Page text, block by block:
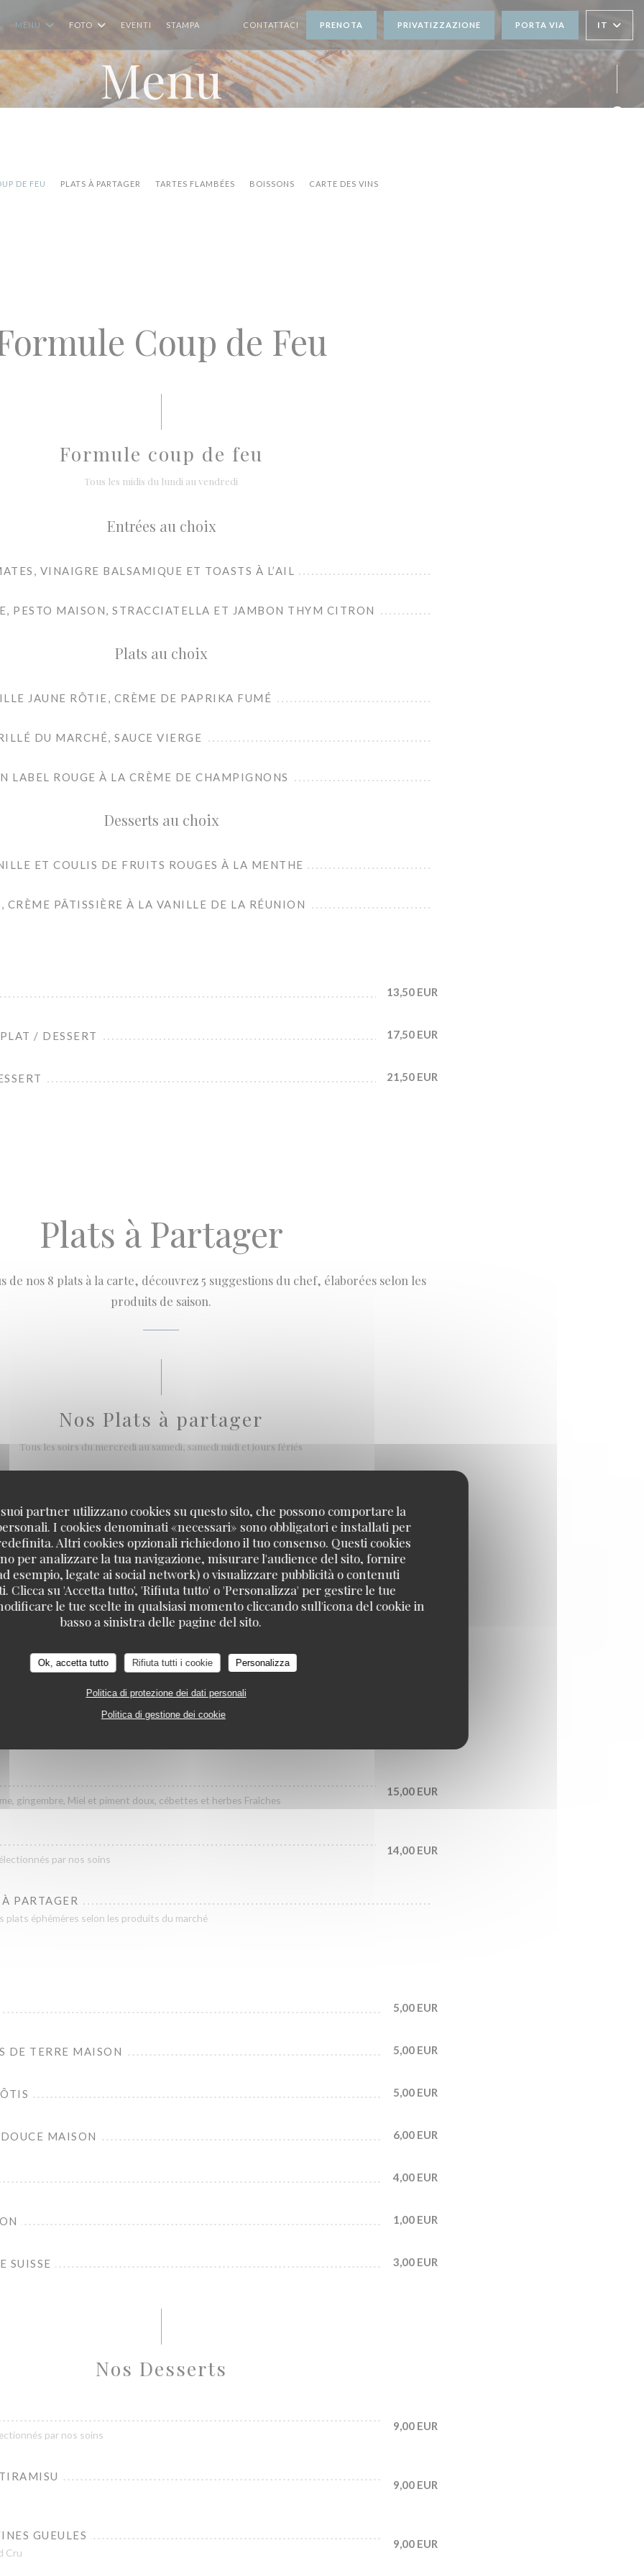
partner utilizzano cookies su questo sito, che possono comportare la
I cookies denominati «necessari» sono obbligatori e installati per
Altri cookies opzionali richiedono il tuo consenso. Questi cookies
per analizzare la tua navigazione, misurare l'audience del sito, fornire
esempio, legate ai social network) o visualizzare pubblicità o contenuti
Clicca su 'Accetta tutto', 'Rifiuta tutto' o 'Personalizza' per gestire le tue
le tue scelte in qualsiasi momento cliccando sull'icona del cookie in
basso a sinistra delle pagine del sito.
Ok, accetta tutto Rifiuta tutti i cookie Personalizza
Politica di protezione dei dati personali
Politica di gestione dei cookie
MENU FOTO EVENTI STAMPA
((APRE UNA NUOVA FINESTRA))
((APRE UNA NUOVA FINESTRA))
CONTATTACI PRENOTA PRIVATIZZAZIONE PORTA VIA IT
Menu
DE FEU PLATS À PARTAGER TARTES FLAMBÉES BOISSONS CARTE DES VINS
Coup de Feu
Formule coup de feu
Tous les midis du lundi au vendredi
Entrées au choix
VINAIGRE BALSAMIQUE ET TOASTS À L’AIL
PESTO MAISON, STRACCIATELLA ET JAMBON THYM CITRON
Plats au choix
JAUNE RÔTIE, CRÈME DE PAPRIKA FUMÉ
DU MARCHÉ, SAUCE VIERGE
LABEL ROUGE À LA CRÈME DE CHAMPIGNONS
Desserts au choix
ET COULIS DE FRUITS ROUGES À LA MENTHE
CRÈME PÂTISSIÈRE À LA VANILLE DE LA RÉUNION
13,50 EUR
/ DESSERT 17,50 EUR
21,50 EUR
Plats à Partager
de nos 8 plats à la carte, découvrez 5 suggestions du chef, élaborées selon les
produits de saison.
Nos Plats à partager
Tous les soirs du mercredi au samedi, samedi midi et jours fériés
réduit, oignons, échalotes et herbes fraîches
Stracciatella
17,00 EUR
CHAMPIGNONS
Sauce fine crémée aux Morilles, Trompettes de la Mort, Shiitakés et Girolles
18,00 EUR
gingembre, Miel et piment doux, cébettes et herbes Fraîches
15,00 EUR
par nos soins
14,00 EUR
PARTAGER
plats éphémères selon les produits du marché
5,00 EUR
DE TERRE MAISON 5,00 EUR
5,00 EUR
MAISON 6,00 EUR
4,00 EUR
1,00 EUR
SUISSE 3,00 EUR
Nos Desserts
par nos soins
9,00 EUR
9,00 EUR
GUEULES
Cru
9,00 EUR